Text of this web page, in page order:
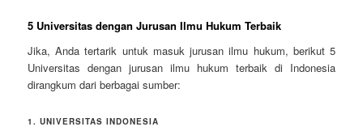
5 Universitas dengan Jurusan Ilmu Hukum Terbaik
Jika, Anda tertarik untuk masuk jurusan ilmu hukum, berikut 5
Universitas dengan jurusan ilmu hukum terbaik di Indonesia
dirangkum dari berbagai sumber:
1. UNIVERSITAS INDONESIA